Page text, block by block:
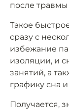
после
Такое
сразу с
избежание
изоляции, и
занятий, а
графику сна
Получается,